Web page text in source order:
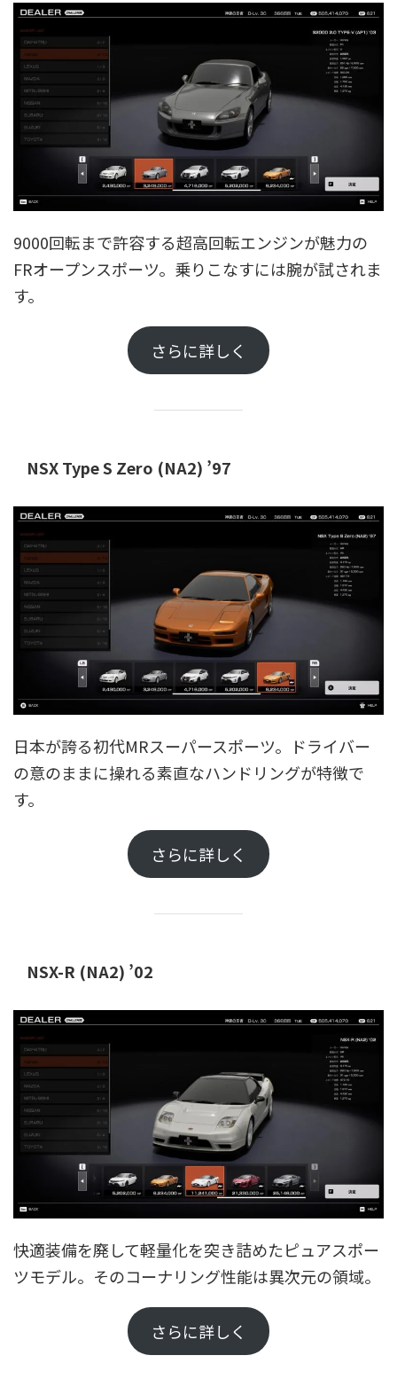
9000回転まで許容する超高回転エンジンが魅力の
FRオープンスポーツ。乗りこなすには腕が試されま
す。
さらに詳しく
NSX Type S Zero (NA2) ’97
日本が誇る初代MRスーパースポーツ。ドライバー
の意のままに操れる素直なハンドリングが特徴で
す。
さらに詳しく
NSX-R (NA2) ’02
快適装備を廃して軽量化を突き詰めたピュアスポー
ツモデル。そのコーナリング性能は異次元の領域。
さらに詳しく